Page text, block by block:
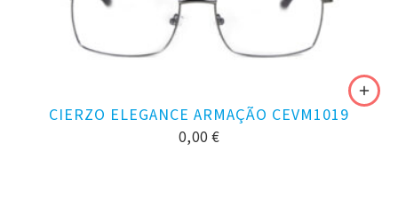
CIERZO ELEGANCE ARMAÇÃO CEVM1019
0,00 €